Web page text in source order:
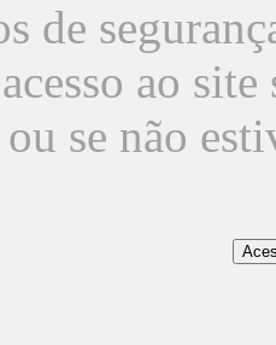
de
ao
ou se não